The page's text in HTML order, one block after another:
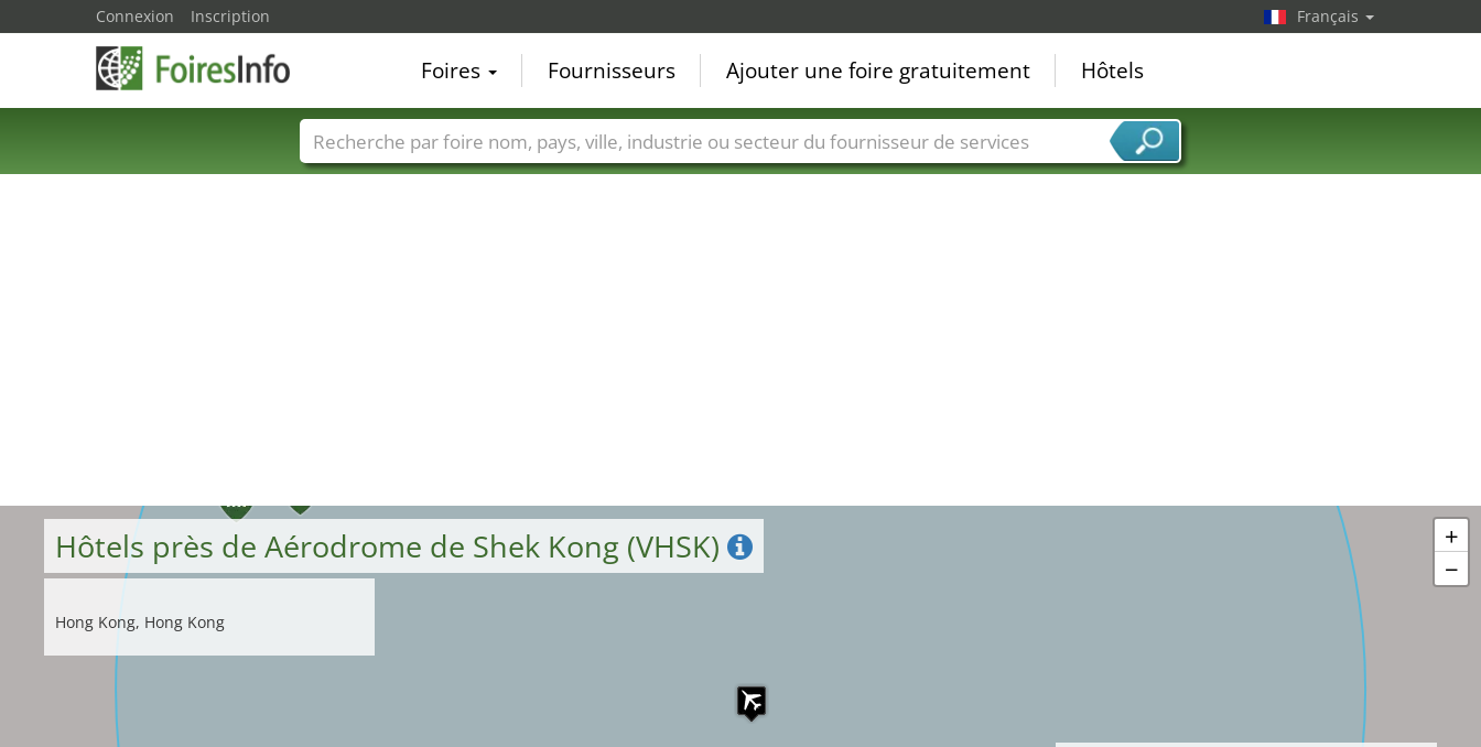
+
−
Hôtels près de Aérodrome de Shek Kong (VHSK)
Hong Kong, Hong Kong
Connexion Inscription Français
Foires Fournisseurs Ajouter une foire gratuitement Hôtels
Foire noms Pays Villes Secteurs de foire Secteurs du fournisseur de services